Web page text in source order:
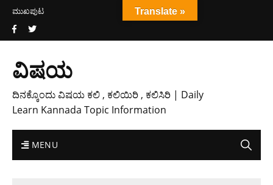
ಮುಖಪುಟ
ವಿಷಯ
ದಿನಕ್ಕೊಂದು ವಿಷಯ ಕಲಿ , ಕಲಿಯಿರಿ , ಕಲಿಸಿರಿ | Daily
Learn Kannada Topic Information
MENU
Translate »